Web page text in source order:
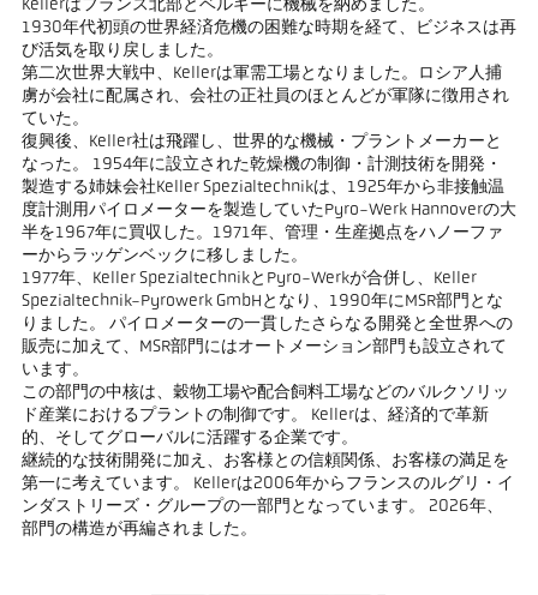
Kellerはフランス北部とベルギーに機械を納めました。
1930年代初頭の世界経済危機の困難な時期を経て、ビジネスは再
び活気を取り戻しました。
第二次世界大戦中、Kellerは軍需工場となりました。ロシア人捕
虜が会社に配属され、会社の正社員のほとんどが軍隊に徴用され
ていた。
復興後、Keller社は飛躍し、世界的な機械・プラントメーカーと
なった。 1954年に設立された乾燥機の制御・計測技術を開発・
製造する姉妹会社Keller Spezialtechnikは、1925年から非接触温
度計測用パイロメーターを製造していたPyro-Werk Hannoverの大
半を1967年に買収した。1971年、管理・生産拠点をハノーファ
ーからラッゲンベックに移しました。
1977年、Keller SpezialtechnikとPyro-Werkが合併し、Keller
Spezialtechnik-Pyrowerk GmbHとなり、1990年にMSR部門とな
りました。 パイロメーターの一貫したさらなる開発と全世界への
販売に加えて、MSR部門にはオートメーション部門も設立されて
います。
この部門の中核は、穀物工場や配合飼料工場などのバルクソリッ
ド産業におけるプラントの制御です。 Kellerは、経済的で革新
的、そしてグローバルに活躍する企業です。
継続的な技術開発に加え、お客様との信頼関係、お客様の満足を
第一に考えています。 Kellerは2006年からフランスのルグリ・イ
ンダストリーズ・グループの一部門となっています。 2026年、
部門の構造が再編されました。